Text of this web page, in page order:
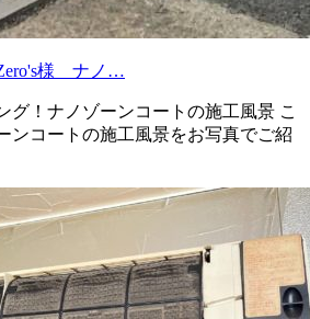
様 ナノ…
グ！ナノゾーンコートの施工風景 こ
ンコートの施工風景をお写真でご紹